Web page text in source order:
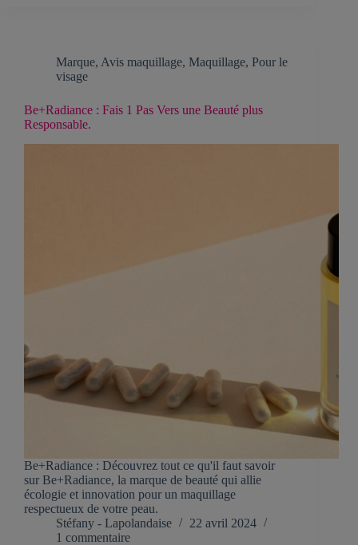
Marque, Avis maquillage, Maquillage, Pour le
visage
Be+Radiance : Fais 1 Pas Vers une Beauté plus
Responsable.
Be+Radiance : Découvrez tout ce qu'il faut savoir
sur Be+Radiance, la marque de beauté qui allie
écologie et innovation pour un maquillage
respectueux de votre peau.
Stéfany - Lapolandaise
22 avril 2024
1 commentaire